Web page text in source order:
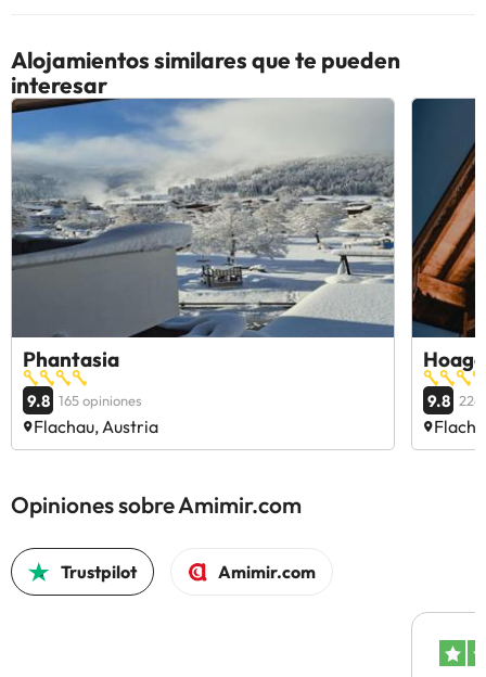
Alojamientos similares que te pueden
interesar
Phantasia
9.8 165 opiniones
Flachau, Austria
9.8 226
Opiniones sobre Amimir.com
Trustpilot Amimir.com